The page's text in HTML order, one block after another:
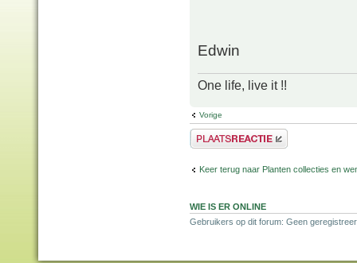
Edwin
One life, live it !!
Vorige
Plaats een reactie
Keer terug naar Planten collecties en
WIE IS ER ONLINE
Gebruikers op dit forum: Geen